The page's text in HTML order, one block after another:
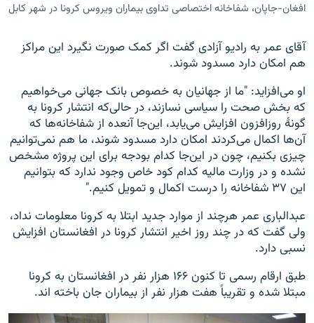
افغان-جاپان، شفاخانه اختصاصی تداوی بیماران ویروس کرونا در شهر کابل
آقای عمر به رادیو آزادی گفت اگر کمک صورت نگیرد این مراکز
هم امکان دارد مسدود شوند.
او می‌افزاید: "ما از جهانیان به خصوص بانک جهانی می‌خواهیم
که بخش صحت را سیاسی نسازند، در حالی‌که انتشار کرونا به
گونۀ روزافزون افزایش می‌یابد، این‌جا آنعده از شفاخانه‌ها که
آن‌ها اکمال می‌کردند امکان دارد مسدود شوند، ما هم نمی‌توانیم
چیزی بکنیم، چون در این‌جا کدام بودجه برای این پروژه مشخص
نشده و در وزارت مالیه کدام کود خاص وجود ندارد که بتوانیم
این ۳۷ شفاخانه را درست اکمال و تمویل کنیم."
عبدالباری عمر هرچند از موارد جدید ابتلا به کرونا معلومات نداد،
ولی گفت که در چند روز اخیر انتشار کرونا در افغانستان افزایش
نسبی دارد.
طبق ارقام رسمی تا کنون ۱۶۶ هزار نفر در افغانستان به کرونا
مبتلا شده و تقریباً هفت هزار نفر از بیماران جان باخته اند.